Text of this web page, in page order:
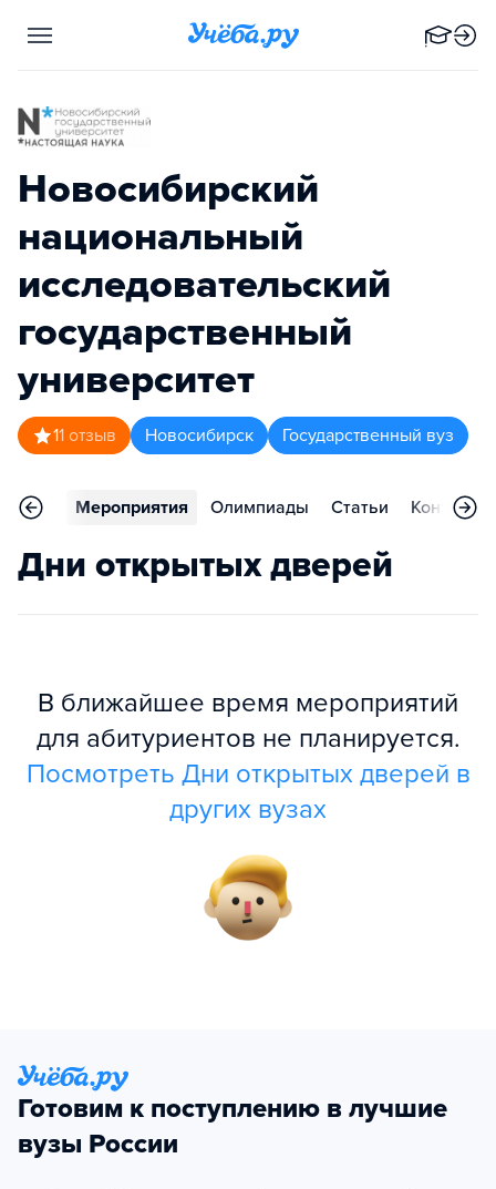
Новосибирский
национальный
исследовательский
государственный
университет
11 отзыв Новосибирск Государственный вуз
Мероприятия Олимпиады Статьи Контакты
Дни открытых дверей
В ближайшее время мероприятий
для абитуриентов не планируется.
Посмотреть Дни открытых дверей в
других вузах
Готовим к поступлению в лучшие
вузы России